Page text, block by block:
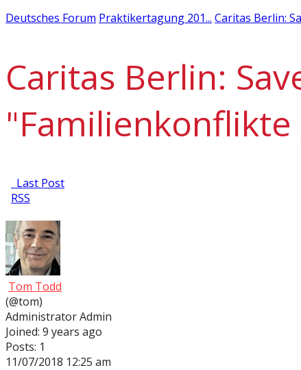
Deutsches Forum Praktikertagung 201... Caritas Berlin:
Caritas Berlin:
Last Post
RSS
Tom Todd
(@tom)
AdministratorAdmin
Joined: 9 years ago
Posts: 1
11/07/2018 12:25 am